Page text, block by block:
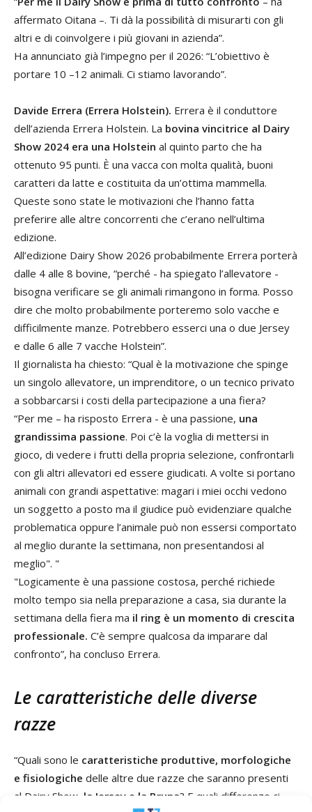
affermato Oitana –. Ti dà la possibilità di misurarti con gli
altri e di coinvolgere i più giovani in azienda”.
Ha annunciato già l’impegno per il 2026: “L’obiettivo è
portare 10 –12 animali. Ci stiamo lavorando”.
Davide Errera (Errera Holstein). Errera è il conduttore
dell’azienda Errera Holstein. La bovina vincitrice al Dairy
Show 2024 era una Holstein al quinto parto che ha
ottenuto 95 punti. È una vacca con molta qualità, buoni
caratteri da latte e costituita da un’ottima mammella.
Queste sono state le motivazioni che l’hanno fatta
preferire alle altre concorrenti che c’erano nell’ultima
edizione.
All’edizione Dairy Show 2026 probabilmente Errera porterà
dalle 4 alle 8 bovine, “perché - ha spiegato l’allevatore -
bisogna verificare se gli animali rimangono in forma. Posso
dire che molto probabilmente porteremo solo vacche e
difficilmente manze. Potrebbero esserci una o due Jersey
e dalle 6 alle 7 vacche Holstein”.
Il giornalista ha chiesto: “Qual è la motivazione che spinge
un singolo allevatore, un imprenditore, o un tecnico privato
a sobbarcarsi i costi della partecipazione a una fiera?
“Per me – ha risposto Errera - è una passione, una
grandissima passione. Poi c’è la voglia di mettersi in
gioco, di vedere i frutti della propria selezione, confrontarli
con gli altri allevatori ed essere giudicati. A volte si portano
animali con grandi aspettative: magari i miei occhi vedono
un soggetto a posto ma il giudice può evidenziare qualche
problematica oppure l’animale può non essersi comportato
al meglio durante la settimana, non presentandosi al
meglio". "
"Logicamente è una passione costosa, perché richiede
molto tempo sia nella preparazione a casa, sia durante la
settimana della fiera ma il ring è un momento di crescita
professionale. C’è sempre qualcosa da imparare dal
confronto”, ha concluso Errera.
Le caratteristiche delle diverse
razze
“Quali sono le caratteristiche produttive, morfologiche
e fisiologiche delle altre due razze che saranno presenti
al Dairy Show, la Jersey e la Bruna? E quali differenze ci